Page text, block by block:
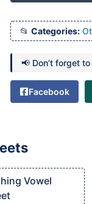
Categories:
📢 Don’t forget
Facebook
Vowel